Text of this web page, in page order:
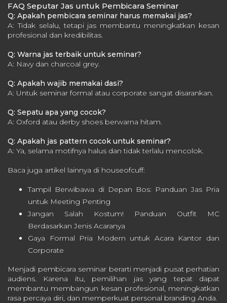
FAQ Seputar Jas untuk Pembicara Seminar
Q: Apakah pembicara seminar harus memakai jas?
A: Tidak selalu, tetapi jas membantu meningkatkan kesan
profesional dan kredibilitas.
Q: Warna jas terbaik untuk seminar?
A: Navy dan charcoal grey.
Q: Apakah wajib memakai dasi?
A: Untuk seminar formal atau corporate sangat disarankan.
Q: Sepatu apa yang cocok?
A: Oxford atau derby shoes berwarna hitam.
Q: Apakah jas pattern cocok untuk seminar?
A: Ya, selama motifnya halus dan tidak terlalu mencolok.
Baca juga artikel lainnya di houseofcuff:
Tampil Berwibawa di Depan Bos: Panduan Jas Pria
untuk Meeting Penting
Jangan Salah Kostum! Panduan Outfit MC
Berdasarkan Jenis Acaranya
Gaya Formal Pria Modern untuk Acara Kantor dan
Corporate
Menjadi pembicara seminar berarti menjadi pusat perhatian
audiens. Karena itu, pemilihan jas yang tepat dapat
membantu membangun kesan profesional, meningkatkan
rasa percaya diri, dan memperkuat personal branding Anda.